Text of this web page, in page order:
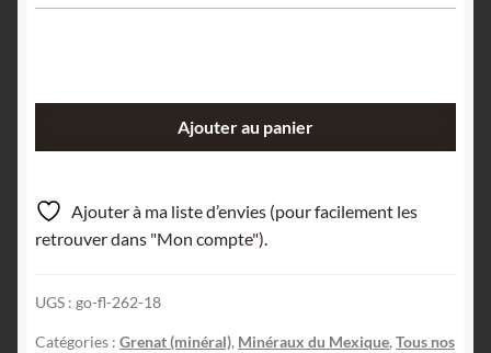
grossulaire
rose,
Laguna
Jaco,
Mexique.
Ajouter au panier
Ajouter à ma liste d’envies (pour facilement les
retrouver dans "Mon compte").
UGS : go-fl-262-18
Catégories : Grenat (minéral), Minéraux du Mexique, Tous nos